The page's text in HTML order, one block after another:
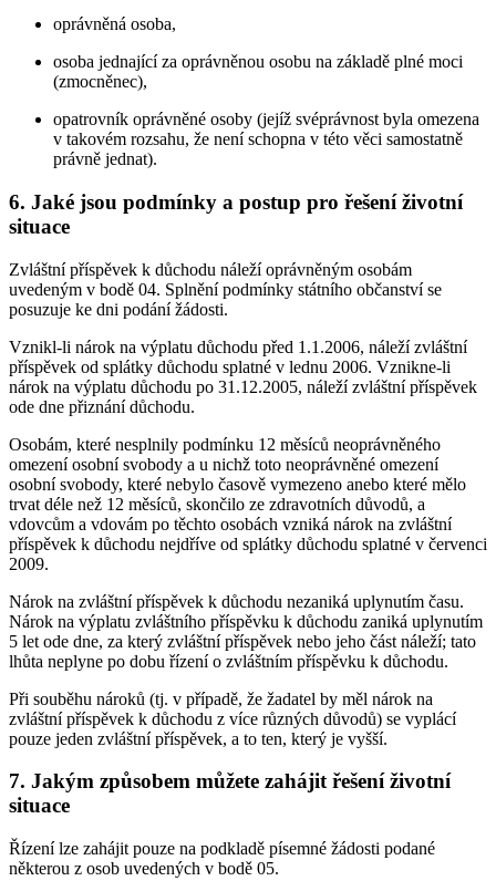
oprávněná osoba,
osoba jednající za oprávněnou osobu na základě plné moci
(zmocněnec),
opatrovník oprávněné osoby (jejíž svéprávnost byla omezena
v takovém rozsahu, že není schopna v této věci samostatně
právně jednat).
6. Jaké jsou podmínky a postup pro řešení životní
situace
Zvláštní příspěvek k důchodu náleží oprávněným osobám
uvedeným v bodě 04. Splnění podmínky státního občanství se
posuzuje ke dni podání žádosti.
Vznikl-li nárok na výplatu důchodu před 1.1.2006, náleží zvláštní
příspěvek od splátky důchodu splatné v lednu 2006. Vznikne-li
nárok na výplatu důchodu po 31.12.2005, náleží zvláštní příspěvek
ode dne přiznání důchodu.
Osobám, které nesplnily podmínku 12 měsíců neoprávněného
omezení osobní svobody a u nichž toto neoprávněné omezení
osobní svobody, které nebylo časově vymezeno anebo které mělo
trvat déle než 12 měsíců, skončilo ze zdravotních důvodů, a
vdovcům a vdovám po těchto osobách vzniká nárok na zvláštní
příspěvek k důchodu nejdříve od splátky důchodu splatné v červenci
2009.
Nárok na zvláštní příspěvek k důchodu nezaniká uplynutím času.
Nárok na výplatu zvláštního příspěvku k důchodu zaniká uplynutím
5 let ode dne, za který zvláštní příspěvek nebo jeho část náleží; tato
lhůta neplyne po dobu řízení o zvláštním příspěvku k důchodu.
Při souběhu nároků (tj. v případě, že žadatel by měl nárok na
zvláštní příspěvek k důchodu z více různých důvodů) se vyplácí
pouze jeden zvláštní příspěvek, a to ten, který je vyšší.
7. Jakým způsobem můžete zahájit řešení životní
situace
Řízení lze zahájit pouze na podkladě písemné žádosti podané
některou z osob uvedených v bodě 05.